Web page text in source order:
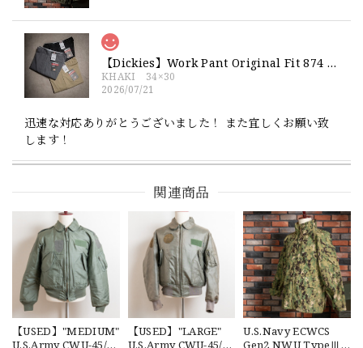
【Dickies】Work Pant Original Fit 874 新品 ディッキーズ オリジナルフィット ワークパンツ
KHAKI 34×30
2026/07/21
迅速な対応ありがとうございました！ また宜しくお願い致
します！
2026/07/18
交換商品受け取りました 速い発送ありがとうございました
又、トートバッグありがとうございます。使わせて頂きま
す。商品ですがニューエラとはひと味違ってとてもいいと思
います。チェーンステッチが雰囲気があり、他とかぶらない
感じが気に入りました。 YouTube 楽しみにしてます
関連商品
【USED】"MEDIUM"
U.S.Army CWU-45/P
【USED】"LARGE"
U.S.Army CWU-45/P
U.S.Navy ECWCS
Gen2 NWU TypeⅢ